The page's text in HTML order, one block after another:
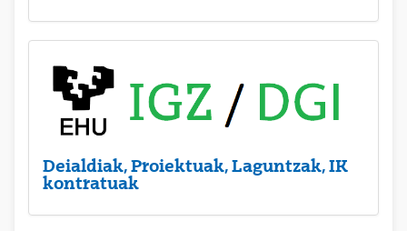
Deialdiak, Proiektuak, Laguntzak, IK
kontratuak